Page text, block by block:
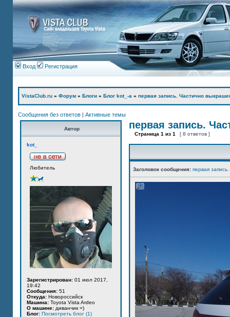
Вход Регистрация
VistaClub.ru » Форум » Блоги » Блог kot_-а » первая запись. Частично
Сообщения без ответов | Активные темы
Автор
kot_
Любитель
Зарегистрирован: 01 июл 2017,
19:42
Сообщения: 51
Откуда: Новороссийск
Машина: Toyota Vista Ardeo
О машине: диванчик =)
Блог: Посмотреть блог (1)
первая запись.
Страница 1 из 1 [ 8 ответов ]
Заголовок сообщения: первая